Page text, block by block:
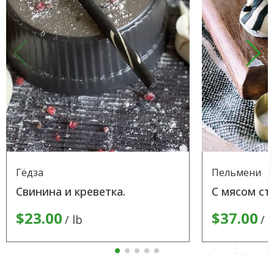
Гёдза
Свинина и креветка.
$23.00 lb
Пельмени
С мясом
$37.00